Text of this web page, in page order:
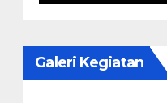
Galeri Kegiatan